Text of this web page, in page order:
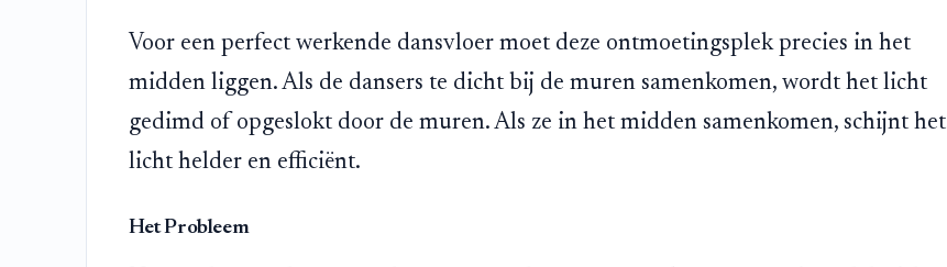
Voor een perfect werkende dansvloer moet deze ontmoetingsplek precies in het
midden liggen. Als de dansers te dicht bij de muren samenkomen, wordt het licht
gedimd of opgeslokt door de muren. Als ze in het midden samenkomen, schijnt het
licht helder en efficiënt.
Het Probleem